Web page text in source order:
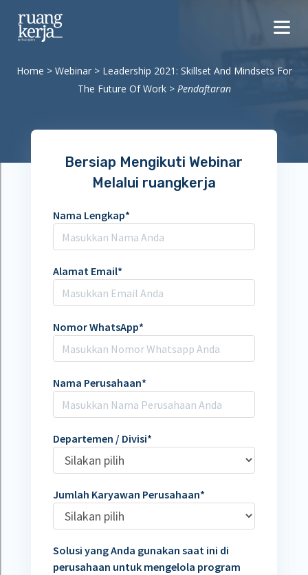
Home > Webinar> Leadership 2021: Skillset And Mindsets For
The Future Of Work> Pendaftaran
Bersiap Mengikuti Webinar
Melalui ruangkerja
Nama Lengkap*
Alamat Email*
Nomor WhatsApp*
Nama Perusahaan*
Departemen / Divisi*
Jumlah Karyawan Perusahaan*
Solusi yang Anda gunakan saat ini di
perusahaan untuk mengelola program